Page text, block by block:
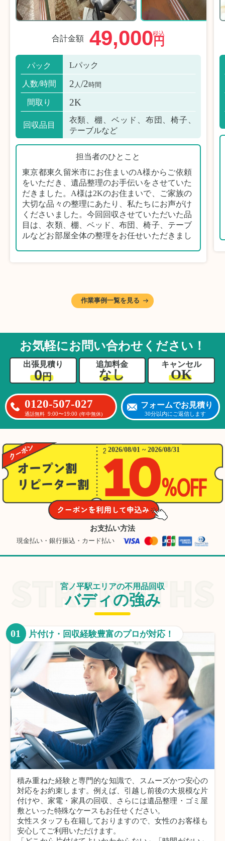
合計金額 49,000円
税込
パック Lパック
人数/時間 2 人/2時間
間取り 2K
回収品目
衣類、棚、ベッド、布団、椅子、
テーブルなど
担当者のひとこと
東京都東久留米市にお住まいのA様からご依頼
をいただき、遺品整理のお手伝いをさせていた
だきました。A様は2Kのお住まいで、ご家族の
大切な品々の整理にあたり、私たちにお声がけ
くださいました。今回回収させていただいた品
目は、衣類、棚、ベッド、布団、椅子、テーブ
ルなどお部屋全体の整理をお任せいただきまし
に仕分けしました。
A様から「手際よく進めてくれて助かりまし
るのは難しかったと思います」との温かいお言
葉をいただきました。遺品整理という心の負担
が大きい作業において、少しでもA様の力にな
れたことをスタッフ一同嬉しく思います。
作業事例一覧を見る
お気軽にお問い合わせください！
出張見積り
0円
追加料金
なし
キャンセル
OK
0120-507-027
通話無料 9:00〜19:00 (年中無休)
フォームでお見積り
30分以内にご返信します
2026/08/01 ~ 2026/08/31
お支払い方法
現金払い・銀行振込・カード払い
宮ノ平駅エリアの不用品回収
バディの強み
01 片付け・回収経験豊富のプロが対応！
積み重ねた経験と専門的な知識で、スムーズかつ安心の
対応をお約束します。例えば、引越し前後の大規模な片
付けや、家電・家具の回収、さらには遺品整理・ゴミ屋
敷といった特殊なケースもお任せください。
女性スタッフも在籍しておりますので、女性のお客様も
安心してご利用いただけます。